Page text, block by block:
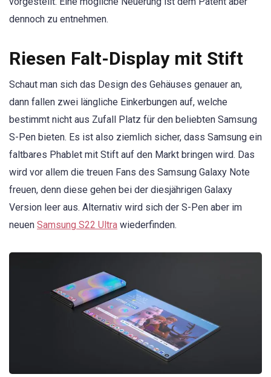
dennoch zu entnehmen.
Riesen Falt-Display mit Stift
Schaut man sich das Design des Gehäuses genauer an,
dann fallen zwei längliche Einkerbungen auf, welche
bestimmt nicht aus Zufall Platz für den beliebten Samsung
S-Pen bieten. Es ist also ziemlich sicher, dass Samsung ein
faltbares Phablet mit Stift auf den Markt bringen wird. Das
wird vor allem die treuen Fans des Samsung Galaxy Note
freuen, denn diese gehen bei der diesjährigen Galaxy
Version leer aus. Alternativ wird sich der S-Pen aber im
neuen Samsung S22 Ultra wiederfinden.